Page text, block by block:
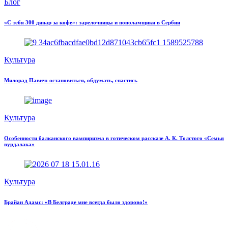
Блог
«С тебя 300 динар за кофе»: тарелочницы и пополамщики в Сербии
Культура
Милорад Павич: остановиться, обдумать, спастись
Культура
Особенности балканского вампиризма в готическом рассказе А. К. Толстого «Семья
вурдалака»
Культура
Брайан Адамс: «В Белграде мне всегда было здорово!»